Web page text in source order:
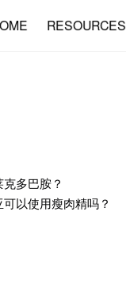
RESOURCES
多巴胺？
以使用瘦肉精吗？